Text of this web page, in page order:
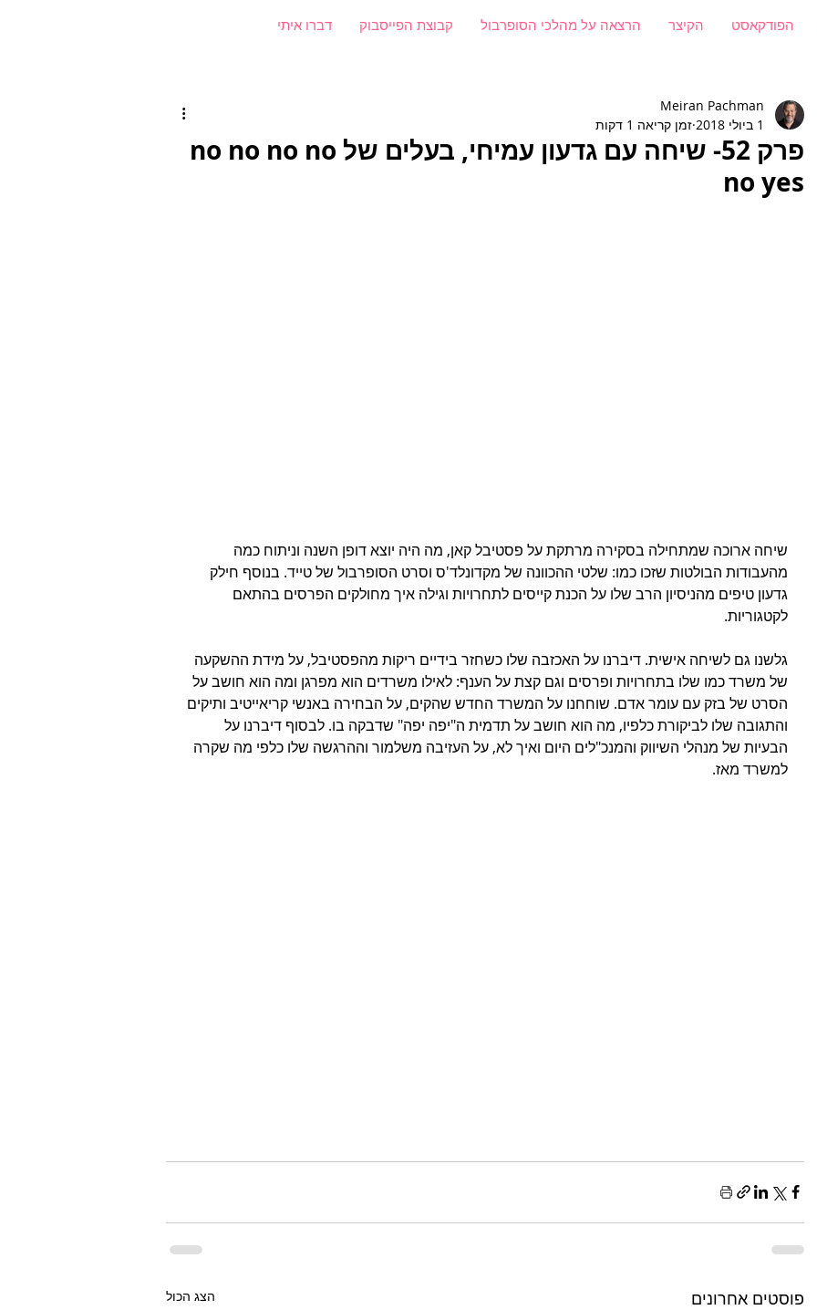
דברו איתי קבוצת הפייסבוק הרצאה על מהלכי הסופרבול הקיצר הפודקאסט
פרק 52- שיחה עם גדעון עמיחי, בעלים של no no no no
no yes
Meiran Pachman
1 ביולי 2018
זמן קריאה 1 דקות
שיחה ארוכה שמתחילה בסקירה מרתקת על פסטיבל קאן, מה היה יוצא דופן השנה וניתוח כמה
מהעבודות הבולטות שזכו כמו: שלטי ההכוונה של מקדונלד'ס וסרט הסופרבול של טייד. בנוסף חילק
גדעון טיפים מהניסיון הרב שלו על הכנת קייסים לתחרויות וגילה איך מחולקים הפרסים בהתאם
לקטגוריות.
גלשנו גם לשיחה אישית. דיברנו על האכזבה שלו כשחזר בידיים ריקות מהפסטיבל, על מידת ההשקעה
של משרד כמו שלו בתחרויות ופרסים וגם קצת על הענף: לאילו משרדים הוא מפרגן ומה הוא חושב על
הסרט של בזק עם עומר אדם. שוחחנו על המשרד החדש שהקים, על הבחירה באנשי קריאייטיב ותיקים
והתגובה שלו לביקורת כלפיו, מה הוא חושב על תדמית ה"יפה יפה" שדבקה בו. לבסוף דיברנו על
הבעיות של מנהלי השיווק והמנכ"לים היום ואיך לא, על העזיבה משלמור וההרגשה שלו כלפי מה שקרה
למשרד מאז.
פוסטים אחרונים הצג הכול